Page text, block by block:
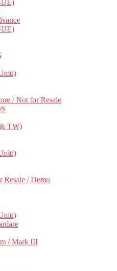
/ Not for Resale
TW)
Resale / Demo
/ Mark III